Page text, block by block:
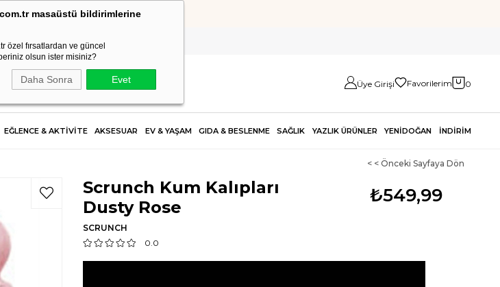
masaüstü bildirimlerine
özel fırsatlardan ve güncel
olsun ister misiniz?
Daha Sonra Evet
HIZLI KARGO
Üye Girişi Favorilerim 0
EĞLENCE & AKTİVİTE AKSESUAR EV & YAŞAM GIDA & BESLENME SAĞLIK YAZLIK ÜRÜNLER YENİDOĞAN İNDİRİM
< < Önceki Sayfaya Dön
₺549,99
Scrunch Kum Kalıpları
Dusty Rose
SCRUNCH
0.0